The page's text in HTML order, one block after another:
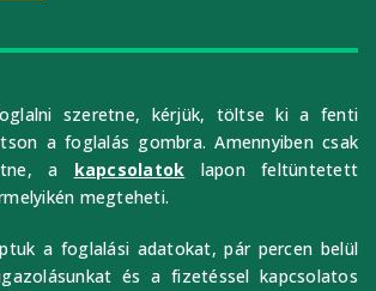
szeretne, kérjük, töltse ki a fenti
a foglalás gombra. Amennyiben csak
a kapcsolatok lapon feltüntetett
megteheti.
a foglalási adatokat, pár percen belül
és a fizetéssel kapcsolatos